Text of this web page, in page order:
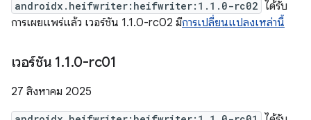
androidx.heifwriter:heifwriter:1.1.0-rc02 ได้รับ
การเผยแพร่แล้ว เวอร์ชัน 1.1.0-rc02 มีการเปลี่ยนแปลงเหล่านี้
เวอร์ชัน 1.1.0-rc01
27 สิงหาคม 2025